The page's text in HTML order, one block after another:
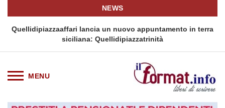
NEWS
Tag Heuer lancia una variante Limited Edition del Carrera
Chronograph in esclusiva europea